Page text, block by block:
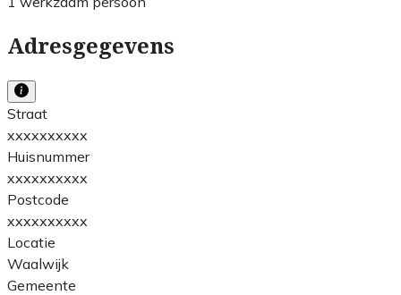
Adresgegevens
Straat
xxxxxxxxxx
Huisnummer
xxxxxxxxxx
Postcode
xxxxxxxxxx
Locatie
Waalwijk
Gemeente